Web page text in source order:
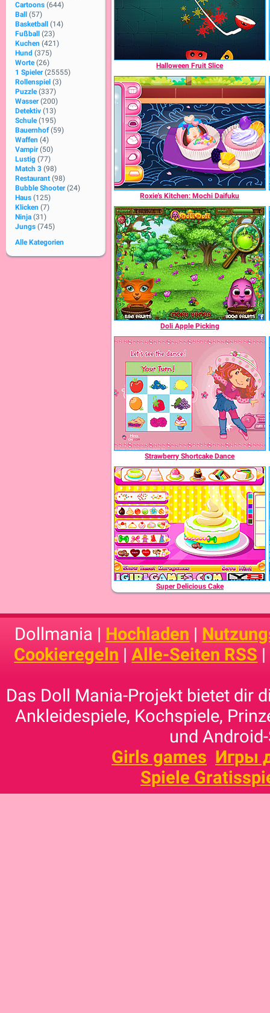
Cartoons (644)
Ball
(57)
Basketball
(14)
Fußball
(23)
Kuchen (421)
Hund (375)
Worte (26)
1 Spieler (25555)
Rollenspiel (3)
Puzzle (337)
Wasser (200)
Detektiv (13)
Schule (195)
Bauernhof (59)
Waffen (4)
Vampir (50)
Lustig (77)
Match 3 (98)
Restaurant (98)
Bubble Shooter (24)
Haus (125)
Klicken (7)
Ninja (31)
Jungs (745)
Alle Kategorien
Halloween Fruit Slice
Roxie's Kitchen: Mochi Daifuku
Doli Apple Picking
Strawberry Shortcake Dance
Super Delicious Cake
Dollmania | Hochladen |
Cookieregeln |Alle-Seiten RSS |
Das Doll Mania-Projekt bietet dir
Ankleidespiele, Kochspiele,
und
Girls games Игры
Spiele